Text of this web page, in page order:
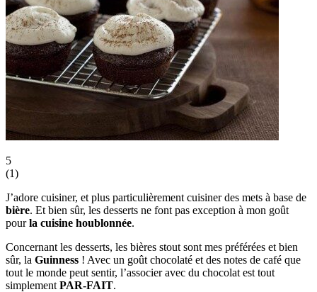
5
(1)
J’adore cuisiner, et plus particulièrement cuisiner des mets à base de
bière. Et bien sûr, les desserts ne font pas exception à mon goût
pourla cuisine houblonnée.
Concernant les desserts, les bières stout sont mes préférées et bien
sûr, la Guinness ! Avec un goût chocolaté et des notes de café que
tout le monde peut sentir, l’associer avec du chocolat est tout
simplement PAR-FAIT.